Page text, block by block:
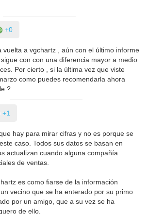
+0
vuelta a vgchartz , aún con el último informe
con con una diferencia mayor a medio
Por cierto , si la última vez que viste
como puedes recomendarla ahora
?
+1
hay para mirar cifras y no es porque se
caso. Todos sus datos se basan en
actualizan cuando alguna compañía
de ventas.
es como fiarse de la información
vecino que se ha enterado por su primo
por un amigo, que a su vez se ha
de ello.